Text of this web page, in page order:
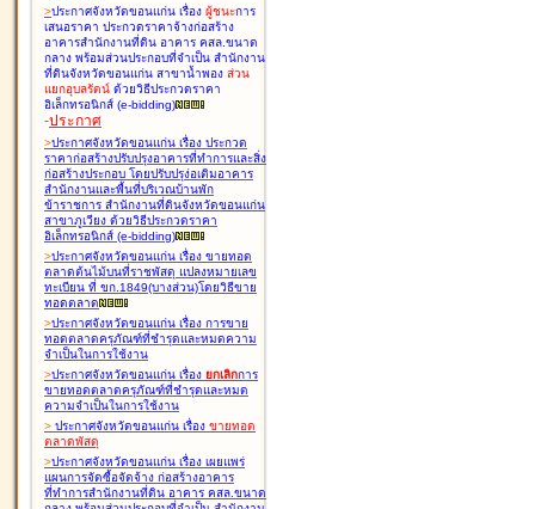
>ประกาศจังหวัดขอนแก่น เรื่อง ผู้ชนะการ
เสนอราคา ประกวดราคาจ้างก่อสร้าง
อาคารสำนักงานที่ดิน อาคาร คสล.ขนาด
กลาง พร้อมส่วนประกอบที่จำเป็น สำนักงาน
ที่ดินจังหวัดขอนแก่น สาขาน้ำพอง ส่วน
แยกอุบลรัตน์ ด้วยวิธีประกวดราคา
อิเล็กทรอนิกส์ (e-bidding)
-ประกาศ
>ประกาศจังหวัดขอนแก่น เรื่อง ประกวด
ราคาก่อสร้างปรับปรุงอาคารที่ทำการและสิ่ง
ก่อสร้างประกอบ โดยปรับปรุง่อเติมอาคาร
สำนักงานและพื้นที่บริเวณบ้านพัก
ข้าราชการ สำนักงานที่ดินจังหวัดขอนแก่น
สาขาภูเวียง ด้วยวิธีประกวดราคา
อิเล็กทรอนิกส์ (e-bidding)
>ประกาศจังหวัดขอนแก่น เรื่อง ขายทอด
ตลาดต้นไม้บนที่ราชพัสดุ แปลงหมายเลข
ทะเบียน ที่ ขก.1849(บางส่วน)โดยวิธีขาย
ทอดตลาด
>ประกาศจังหวัดขอนแก่น เรื่อง การขาย
ทอดตลาดครุภัณฑ์ที่ชำรุดและหมดความ
จำเป็นในการใช้งาน
>ประกาศจังหวัดขอนแก่น เรื่อง ยกเลิกการ
ขายทอดตลาดครุภัณฑ์ที่ชำรุดและหมด
ความจำเป็นในการใช้งาน
> ประกาศจังหวัดขอนแก่น เรื่อง ขายทอด
ตลาดพัสดุ
>ประกาศจังหวัดขอนแก่น เรื่อง เผยแพร่
แผนการจัดซื้อจัดจ้าง ก่อสร้างอาคาร
ที่ทำการสำนักงานที่ดิน อาคาร คสล.ขนาด